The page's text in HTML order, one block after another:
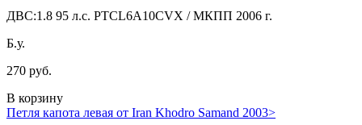
ДВС:1.8 95 л.с. PTCL6A10CVX / МКПП 2006 г.
Б.у.
270 руб.
В корзину
Петля капота левая от Iran Khodro Samand 2003>